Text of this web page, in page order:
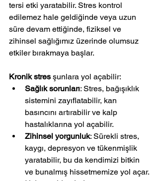
tersi etki yaratabilir. Stres kontrol
edilemez hale geldiğinde veya uzun
süre devam ettiğinde, fiziksel ve
zihinsel sağlığımız üzerinde olumsuz
etkiler bırakmaya başlar.
Kronik stres şunlara yol açabilir:
Sağlık sorunları: Stres, bağışıklık
sistemini zayıflatabilir, kan
basıncını artırabilir ve kalp
hastalıklarına yol açabilir.
Zihinsel yorgunluk: Sürekli stres,
kaygı, depresyon ve tükenmişlik
yaratabilir, bu da kendimizi bitkin
ve bunalmış hissetmemize yol açar.